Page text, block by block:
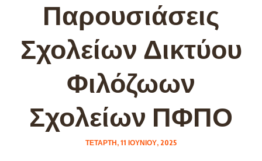
Παρουσιάσεις
Σχολείων Δικτύου
Φιλόζωων
Σχολείων ΠΦΠΟ
ΤΕΤΆΡΤΗ, 11 ΙΟΥΝΊΟΥ, 2025